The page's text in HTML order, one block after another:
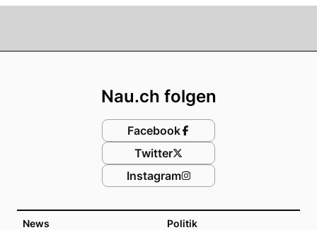
News Politik
Nau.ch folgen
Facebook
Twitter
Instagram